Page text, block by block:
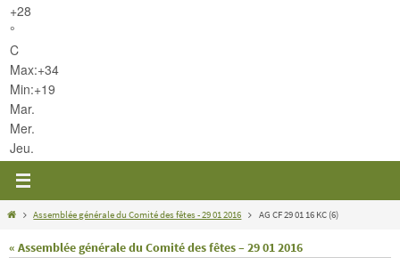
+28
°
C
Max:+34
Min:+19
Mar.
Mer.
Jeu.
HomeAssemblée générale du Comité des fêtes - 29 01 2016 AG CF 29 01 16 KC (6)
« Assemblée générale du Comité des fêtes – 29 01 2016